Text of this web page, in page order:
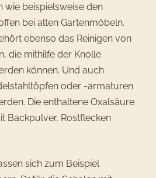
wie beispielsweise den
bei alten Gartenmöbeln.
ebenso das Reinigen von
die mithilfe der Knolle
können. Und auch
oder -armaturen
Die enthaltene Oxalsäure
Backpulver, Rostflecken
sich zum Beispiel